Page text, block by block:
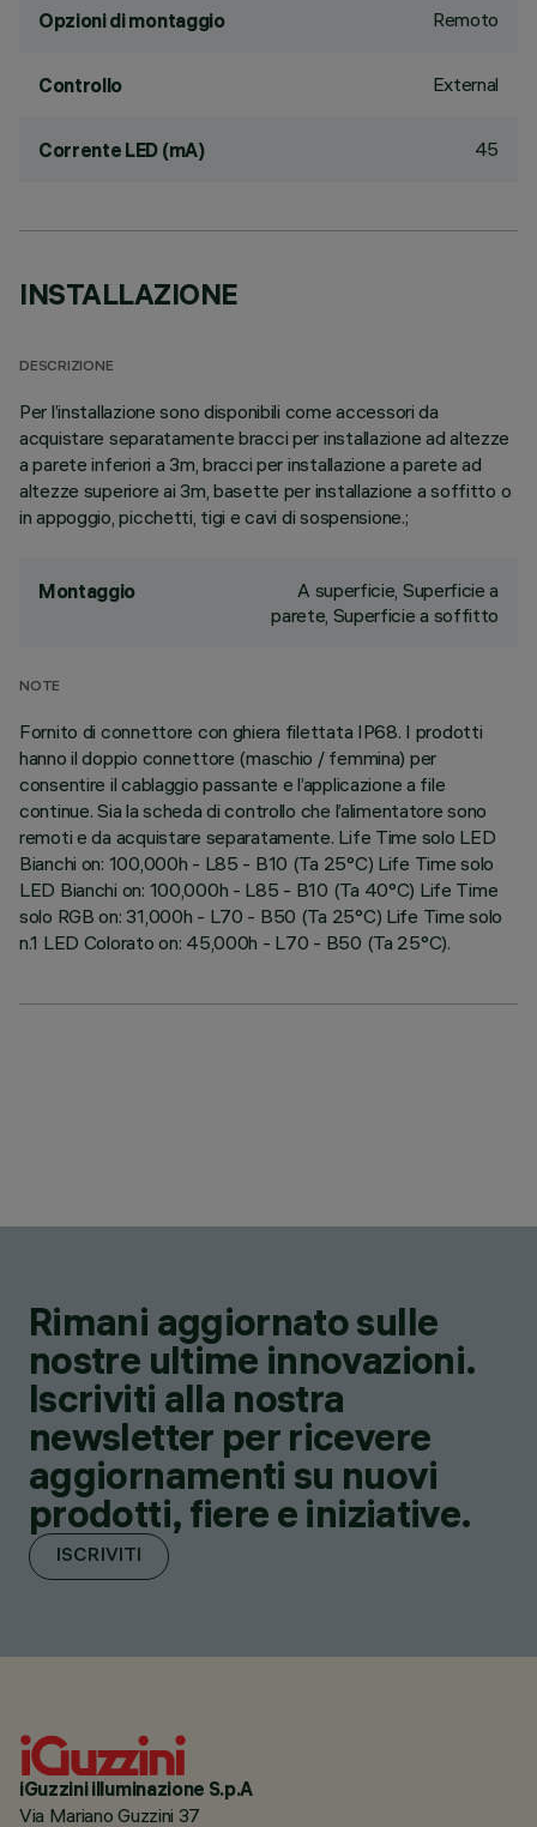
Opzioni di montaggio Remoto
Controllo External
Corrente LED (mA) 45
INSTALLAZIONE
DESCRIZIONE
Per l’installazione sono disponibili come accessori da
acquistare separatamente bracci per installazione ad altezze
a parete inferiori a 3m, bracci per installazione a parete ad
altezze superiore ai 3m, basette per installazione a soffitto o
in appoggio, picchetti, tigi e cavi di sospensione.;
Montaggio
A superficie, Superficie a
parete, Superficie a soffitto
NOTE
Fornito di connettore con ghiera filettata IP68. I prodotti
hanno il doppio connettore (maschio / femmina) per
consentire il cablaggio passante e l’applicazione a file
continue. Sia la scheda di controllo che l’alimentatore sono
remoti e da acquistare separatamente. Life Time solo LED
Bianchi on: 100,000h - L85 - B10 (Ta 25°C) Life Time solo
LED Bianchi on: 100,000h - L85 - B10 (Ta 40°C) Life Time
solo RGB on: 31,000h - L70 - B50 (Ta 25°C) Life Time solo
n.1 LED Colorato on: 45,000h - L70 - B50 (Ta 25°C).
Rimani aggiornato sulle
nostre ultime innovazioni.
Iscriviti alla nostra
newsletter per ricevere
aggiornamenti su nuovi
prodotti, fiere e iniziative.
ISCRIVITI
iGuzzini illuminazione S.p.A
Via Mariano Guzzini 37